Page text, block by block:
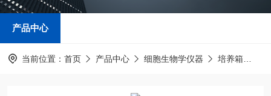
产品中心
当前位置： 首页 产品中心 细胞生物学仪器 培养箱